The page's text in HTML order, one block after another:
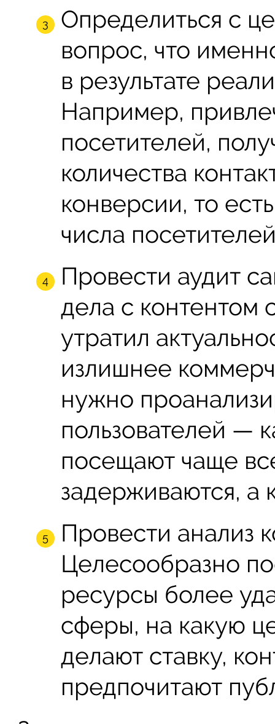
Определиться с
вопрос, что
в результате
Например,
посетителей,
количества
конверсии, то
числа
Провести аудит
дела с контентом
утратил
излишнее
нужно
пользователей —
посещают чаще
задерживаются, а
Провести анализ
Целесообразно
ресурсы более
сферы, на какую
делают ставку,
предпочитают